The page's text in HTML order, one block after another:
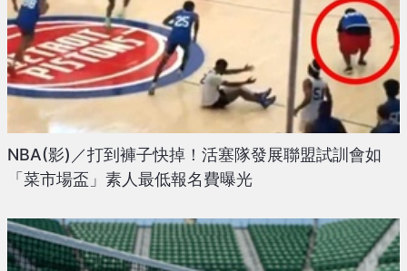
NBA(影)／打到褲子快掉！活塞隊發展聯盟試訓會如
「菜市場盃」素人最低報名費曝光